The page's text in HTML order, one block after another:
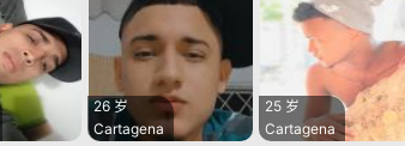
26 岁
Cartagena
25 岁
Cartagena